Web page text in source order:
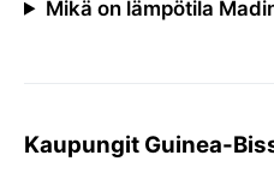
Mikä on lämpötila
Kaupungit Guinea-